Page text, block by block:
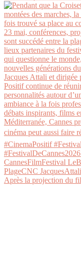
Après la projection du